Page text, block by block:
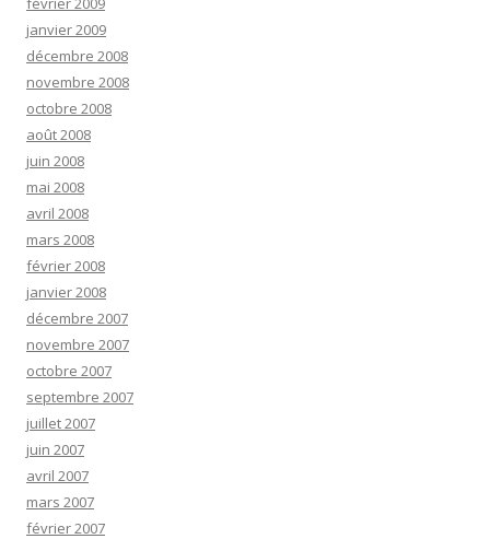
janvier 2009
décembre 2008
novembre 2008
octobre 2008
août 2008
juin 2008
mai 2008
avril 2008
mars 2008
février 2008
janvier 2008
décembre 2007
novembre 2007
octobre 2007
septembre 2007
juillet 2007
juin 2007
avril 2007
mars 2007
février 2007